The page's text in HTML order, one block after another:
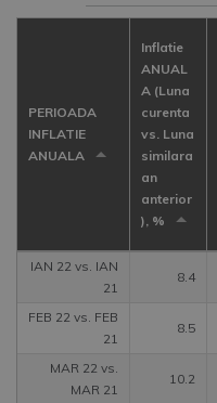
PERIOADA
INFLATIE
ANUALA
Inflatie
ANUAL
A (Luna
curenta
vs. Luna
similara
an
anterior
), %
IAN 22 vs. IAN
21
8.4
FEB 22 vs. FEB
21
8.5
MAR 22 vs.
MAR 21
10.2